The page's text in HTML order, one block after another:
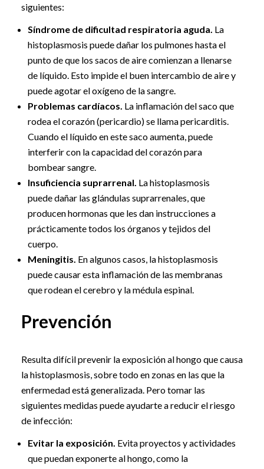
siguientes:
Síndrome de dificultad respiratoria aguda. La
histoplasmosis puede dañar los pulmones hasta el
punto de que los sacos de aire comienzan a llenarse
de líquido. Esto impide el buen intercambio de aire y
puede agotar el oxígeno de la sangre.
Problemas cardíacos. La inflamación del saco que
rodea el corazón (pericardio) se llama pericarditis.
Cuando el líquido en este saco aumenta, puede
interferir con la capacidad del corazón para
bombear sangre.
Insuficiencia suprarrenal. La histoplasmosis
puede dañar las glándulas suprarrenales, que
producen hormonas que les dan instrucciones a
prácticamente todos los órganos y tejidos del
cuerpo.
Meningitis. En algunos casos, la histoplasmosis
puede causar esta inflamación de las membranas
que rodean el cerebro y la médula espinal.
Prevención
Resulta difícil prevenir la exposición al hongo que causa
la histoplasmosis, sobre todo en zonas en las que la
enfermedad está generalizada. Pero tomar las
siguientes medidas puede ayudarte a reducir el riesgo
de infección:
Evitar la exposición. Evita proyectos y actividades
que puedan exponerte al hongo, como la